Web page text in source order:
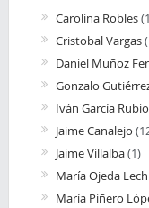
Carolina Robles
Cristobal Vargas
Daniel Muñoz
Gonzalo
Iván García Rubio
Jaime Canalejo
Jaime Villalba(1)
María Ojeda
María Piñero